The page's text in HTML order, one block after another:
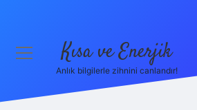
menüyü
Kısa ve Enerjik
Anlık bilgilerle zihnini canlandır!